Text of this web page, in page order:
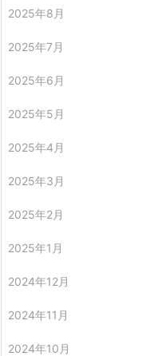
2025年8月
2025年7月
2025年6月
2025年5月
2025年4月
2025年3月
2025年2月
2025年1月
2024年12月
2024年11月
2024年10月